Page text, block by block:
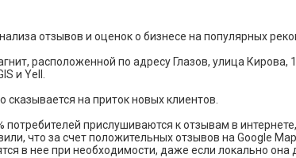
отзывов и оценок о бизнесе на популярных
расположенной по адресу Глазов, улица
и Yell.
сказывается на приток новых клиентов.
прислушиваются к отзывам в
что за счет положительных отзывов на Google
в нее при необходимости, даже если локально